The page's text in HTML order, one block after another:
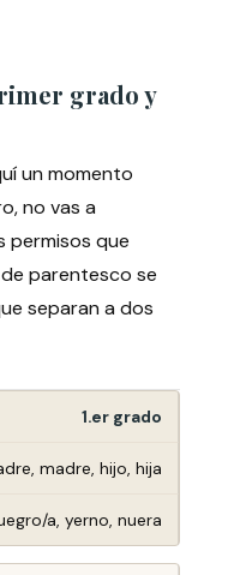
grado y
un momento
no vas a
permisos que
parentesco se
separan a dos
1.er grado
madre, hijo, hija
a, yerno, nuera